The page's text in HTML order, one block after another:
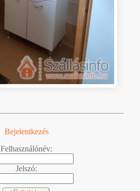
Bejelentkezés
Felhasználónév:
Jelszó: